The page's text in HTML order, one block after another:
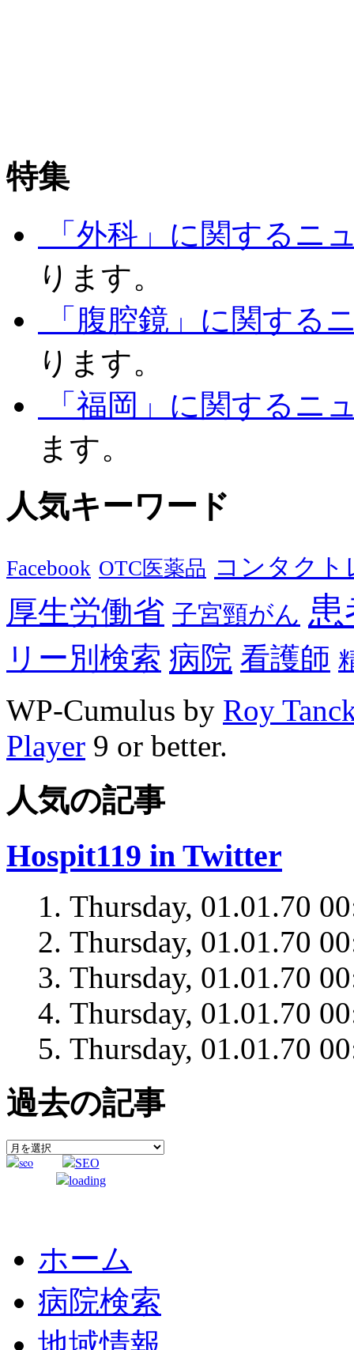
特集
「外科」に関するニ
ります。
「腹腔鏡」に関する
ります。
「福岡」に関するニ
ます。
人気キーワード
Facebook OTC医薬品 コンタクト
厚生労働省 子宮頸がん 患
リー別検索 病院 看護師
WP-Cumulus by Roy
Player 9 or better.
人気の記事
Hospit119 in Twitter
Thursday, 01.01.70
Thursday, 01.01.70
Thursday, 01.01.70
Thursday, 01.01.70
Thursday, 01.01.70
過去の記事
ホーム
病院検索